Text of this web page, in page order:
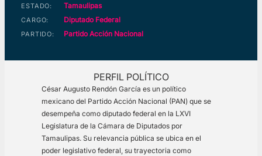
ESTADO: Tamaulipas
CARGO: Diputado Federal
PARTIDO: Partido Acción Nacional
PERFIL POLÍTICO
César Augusto Rendón García es un político
mexicano del Partido Acción Nacional (PAN) que se
desempeña como diputado federal en la LXVI
Legislatura de la Cámara de Diputados por
Tamaulipas. Su relevancia pública se ubica en el
poder legislativo federal, su trayectoria como